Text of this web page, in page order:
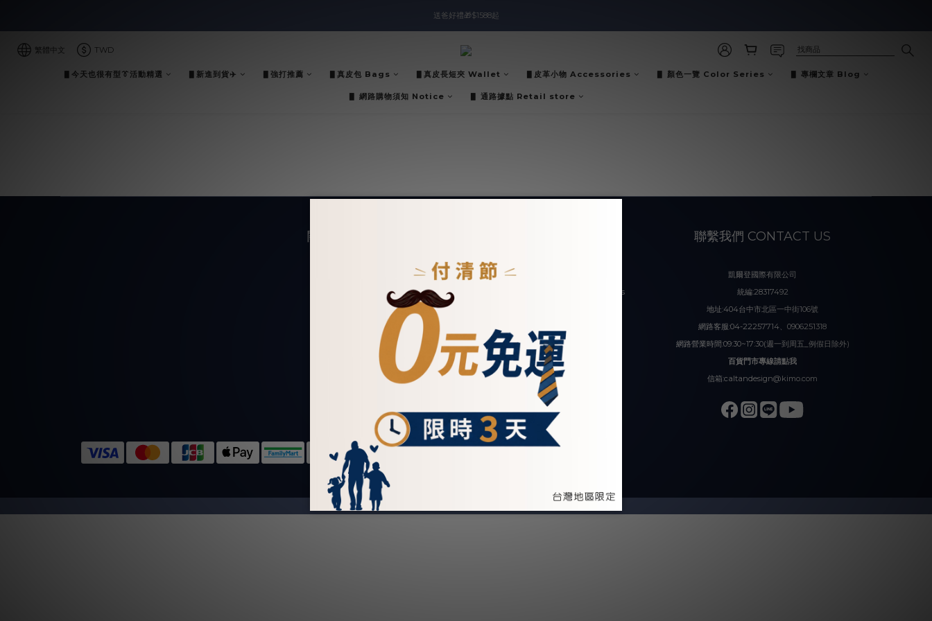
入會即領$888購物金🙌
送爸好禮🎁$1588起
滿$2000現折$100👏累計無上限
入會即領$888購物金🙌
繁體中文 TWD
▋今天也很有型👔活動精選 ▋新進到貨✈️ ▋強打推薦 ▋真皮包 Bags ▋真皮長短夾 Wallet ▋皮革小物 Accessories ▋ 顏色一覽 Color Series ▋ 專欄文章 Blog
▋ 網路購物須知 Notice ▋ 通路據點 Retail store
關於我們 ABOUT US
專欄文章 Blogger
門市資訊 Store-info
會員福利 Member Benefits
購物金使用説明 Shopping Credits
聯繫我們 CONTACT US
凱爾登國際有限公司
統編:28317492
地址:404台中市北區一中街106號
網路客服:04-22257714、0906251318
網路營業時間:09:30~17:30(週一到周五_例假日除外)
百貨門市專線請點我
信箱:caltandesign@kimo.com